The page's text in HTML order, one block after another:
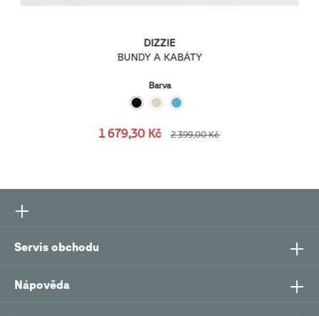
DIZZIE
BUNDY A KABÁTY
Barva
1 679,30 Kč 2 399,00 Kč
Servis obchodu
Nápověda